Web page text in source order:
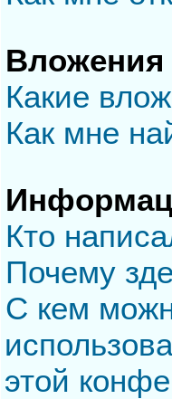
Вложения
Какие
Как мне
Кто
Почему
С кем
этой